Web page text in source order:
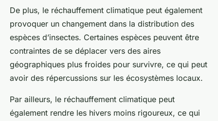
De plus, le réchauffement climatique peut également
provoquer un changement dans la distribution des
espèces d’insectes. Certaines espèces peuvent être
contraintes de se déplacer vers des aires
géographiques plus froides pour survivre, ce qui peut
avoir des répercussions sur les écosystèmes locaux.
Par ailleurs, le réchauffement climatique peut
également rendre les hivers moins rigoureux, ce qui